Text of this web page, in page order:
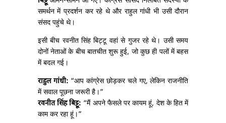
समर्थन में प्रदर्शन कर रहे थे और राहुल गांधी भी उसी दौरान
संसद पहुंचे थे।
इसी बीच रवनीत सिंह बिट्टू वहां से गुजर रहे थे। उसी समय
दोनों नेताओं के बीच बातचीत शुरू हुई, जो कुछ ही पलों में बहस
में बदल गई।
राहुल गांधी: “आप कांग्रेस छोड़कर चले गए, लेकिन राजनीति
में सवाल पूछना जरूरी है।”
रवनीत सिंह बिट्टू: “मैं अपने फैसले पर कायम हूं, देश के हित में
काम कर रहा हूं।”